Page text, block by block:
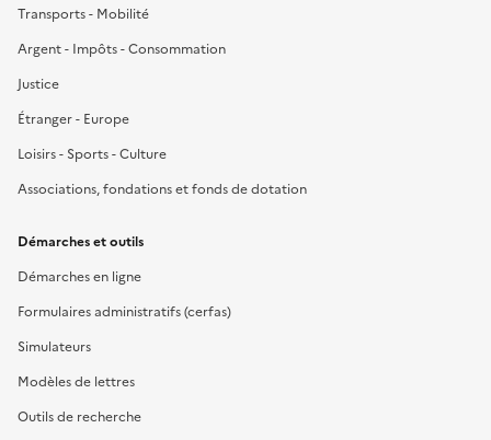
Transports - Mobilité
Argent - Impôts - Consommation
Justice
Étranger - Europe
Loisirs - Sports - Culture
Associations, fondations et fonds de dotation
Démarches et outils
Démarches en ligne
Formulaires administratifs (cerfas)
Simulateurs
Modèles de lettres
Outils de recherche